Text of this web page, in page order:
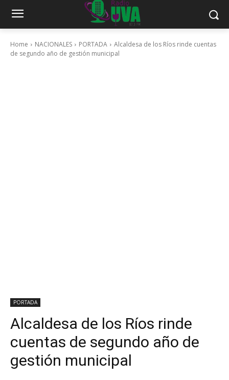
Home NACIONALES PORTADA
Alcaldesa de los Ríos rinde cuentas
de segundo año de gestión municipal
PORTADA
Alcaldesa de los Ríos rinde
cuentas de segundo año de
gestión municipal